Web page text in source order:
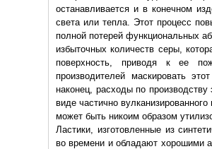
останавливается и в конечном
света или тепла. Этот процесс
полной потерей функциональных
избыточных количеств серы,
поверхность, приводя к ее
производителей маскировать
наконец, расходы по
виде частично
может быть никоим образом
Ластики, изготовленные из
во времени и обладают хорошими